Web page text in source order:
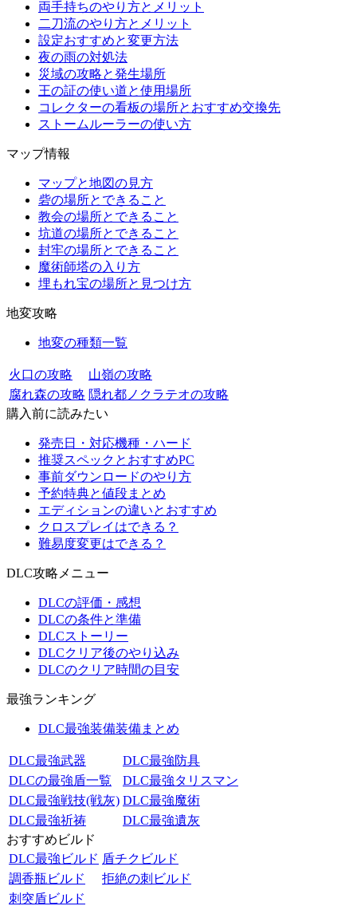
両手持ちのやり方とメリット
二刀流のやり方とメリット
設定おすすめと変更方法
夜の雨の対処法
災域の攻略と発生場所
王の証の使い道と使用場所
コレクターの看板の場所とおすすめ交換先
ストームルーラーの使い方
マップ情報
マップと地図の見方
砦の場所とできること
教会の場所とできること
坑道の場所とできること
封牢の場所とできること
魔術師塔の入り方
埋もれ宝の場所と見つけ方
地変攻略
地変の種類一覧
火口の攻略
山嶺の攻略
腐れ森の攻略 隠れ都ノクラテオの攻略
購入前に読みたい
発売日・対応機種・ハード
推奨スペックとおすすめPC
事前ダウンロードのやり方
予約特典と値段まとめ
エディションの違いとおすすめ
クロスプレイはできる？
難易度変更はできる？
DLC攻略メニュー
DLCの評価・感想
DLCの条件と準備
DLCストーリー
DLCクリア後のやり込み
DLCのクリア時間の目安
最強ランキング
DLC最強装備装備まとめ
DLC最強武器
DLC最強防具
DLCの最強盾一覧
DLC最強タリスマン
DLC最強戦技(戦灰) DLC最強魔術
DLC最強祈祷
DLC最強遺灰
おすすめビルド
DLC最強ビルド 盾チクビルド
調香瓶ビルド
拒絶の刺ビルド
刺突盾ビルド